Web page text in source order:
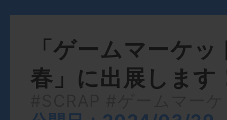
「ゲームマーケ
春」に出展します